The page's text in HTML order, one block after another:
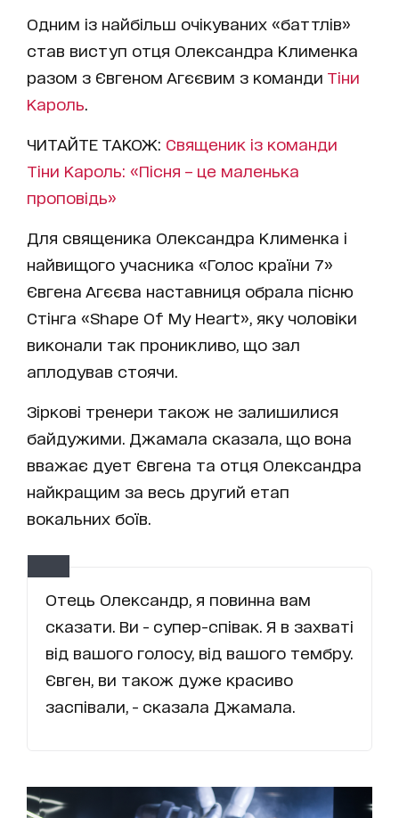
Одним із найбільш очікуваних «баттлів»
став виступ отця Олександра Клименка
разом з Євгеном Агєєвим з команди Тіни
Кароль
ЧИТАЙТЕ ТАКОЖ: Священик із команди
Тіни Кароль: «Пісня – це маленька
проповідь»
Для священика Олександра Клименка і
найвищого учасника «Голос країни 7»
Євгена Агєєва наставниця обрала пісню
Стінга «Shape Of My Heart», яку чоловіки
виконали так проникливо, що зал
аплодував стоячи.
Зіркові тренери також не залишилися
байдужими. Джамала сказала, що вона
вважає дует Євгена та отця Олександра
найкращим за весь другий етап
вокальних боїв.
Отець Олександр, я повинна вам
сказати. Ви - супер-співак. Я в захваті
від вашого голосу, від вашого тембру.
Євген, ви також дуже красиво
заспівали, - сказала Джамала.